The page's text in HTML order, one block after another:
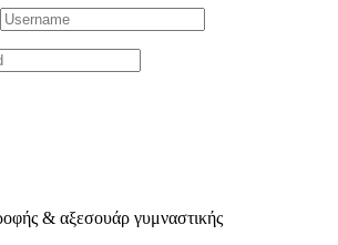
& αξεσουάρ γυμναστικής